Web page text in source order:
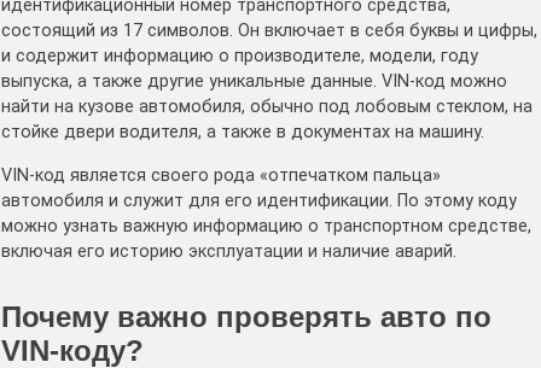
идентификационный номер транспортного средства,
состоящий из 17 символов. Он включает в себя буквы и цифры,
и содержит информацию о производителе, модели, году
выпуска, а также другие уникальные данные. VIN-код можно
найти на кузове автомобиля, обычно под лобовым стеклом, на
стойке двери водителя, а также в документах на машину.
VIN-код является своего рода «отпечатком пальца»
автомобиля и служит для его идентификации. По этому коду
можно узнать важную информацию о транспортном средстве,
включая его историю эксплуатации и наличие аварий.
Почему важно проверять авто по
VIN-коду?